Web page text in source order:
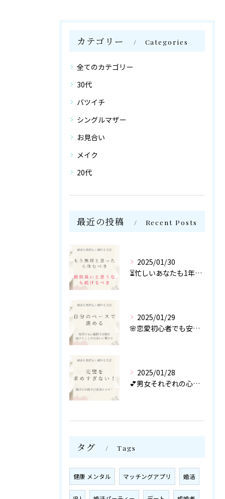
カテゴリー Categories
全てのカテゴリー
30代
バツイチ
シングルマザー
お見合い
メイク
20代
最近の投稿 Recent Posts
2025/01/30
⏳忙しいあなたも1年以内に結婚を目指せる！
2025/01/29
🌸恋愛初心者でも安心！
2025/01/28
💕男女それぞれの心理を知り尽くしたカウンセラーが
タグ Tags
健康 メンタル マッチングアプリ 婚活